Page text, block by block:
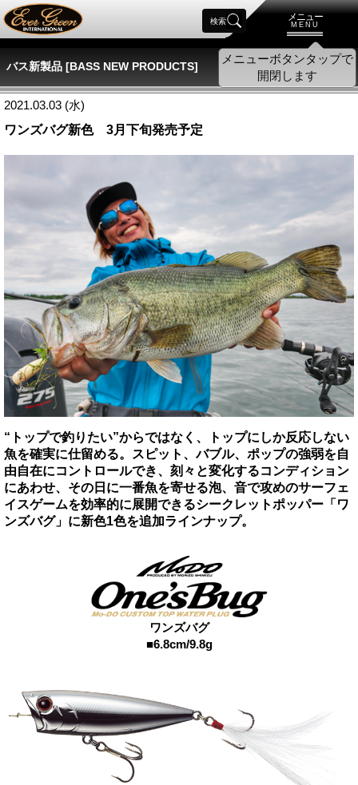
メニュー
MENU
検索
バス新製品 [BASS NEW PRODUCTS]
2021.03.03 (水)
ワンズバグ新色 3月下旬発売予定
“トップで釣りたい”からではなく、トップにしか反応しない
魚を確実に仕留める。スピット、バブル、ポップの強弱を自
由自在にコントロールでき、刻々と変化するコンディション
にあわせ、その日に一番魚を寄せる泡、音で攻めのサーフェ
イスゲームを効率的に展開できるシークレットポッパー「ワ
ンズバグ」に新色1色を追加ラインナップ。
ワンズバグ
■6.8cm/9.8g